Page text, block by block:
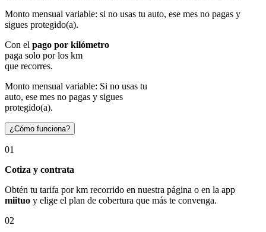
Monto mensual variable: si no usas tu auto, ese mes no pagas y
sigues protegido(a).
Con el pago por kilómetro
paga solo por los km
que recorres.
Monto mensual variable: Si no usas tu
auto, ese mes no pagas y sigues
protegido(a).
¿Cómo funciona?
01
Cotiza y contrata
Obtén tu tarifa por km recorrido en nuestra página o en la app
miituo y elige el plan de cobertura que más te convenga.
02